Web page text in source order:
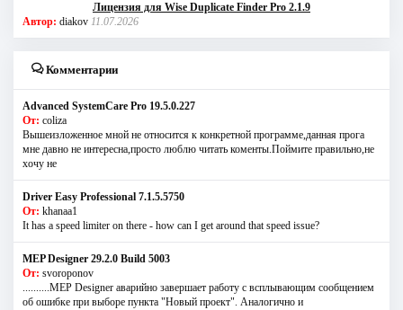
Лицензия для Wise Duplicate Finder Pro 2.1.9
Автор: diakov 11.07.2026
Комментарии
Advanced SystemCare Pro 19.5.0.227
От: coliza
Вышеизложенное мной не относится к конкретной программе,данная прога
мне давно не интересна,просто люблю читать коменты.Поймите правильно,не
хочу не
Driver Easy Professional 7.1.5.5750
От: khanaa1
It has a speed limiter on there - how can I get around that speed issue?
MEP Designer 29.2.0 Build 5003
От: svoroponov
..........MEP Designer аварийно завершает работу с всплывающим сообщением
об ошибке при выборе пункта "Новый проект". Аналогично и